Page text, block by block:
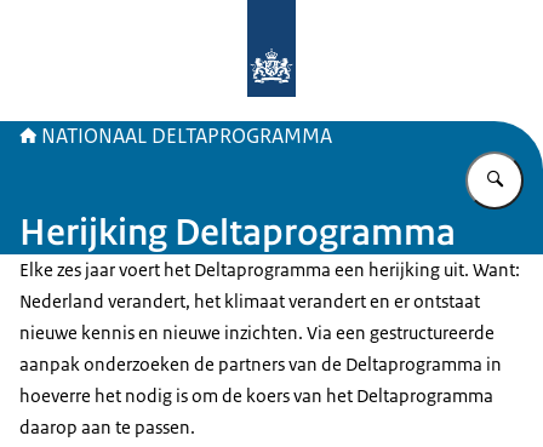
NATIONAAL DELTAPROGRAMMA
Herijking Deltaprogramma
Elke zes jaar voert het Deltaprogramma een herijking uit. Want:
Nederland verandert, het klimaat verandert en er ontstaat
nieuwe kennis en nieuwe inzichten. Via een gestructureerde
aanpak onderzoeken de partners van de Deltaprogramma in
hoeverre het nodig is om de koers van het Deltaprogramma
daarop aan te passen.